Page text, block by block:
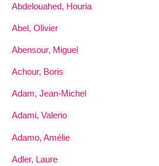
Abdelouahed, Houria
Abel, Olivier
Abensour, Miguel
Achour, Boris
Adam, Jean-Michel
Adami, Valerio
Adamo, Amélie
Adler, Laure